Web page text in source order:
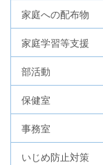
家庭への配布物
家庭学習等支援
部活動
保健室
事務室
いじめ防止対策